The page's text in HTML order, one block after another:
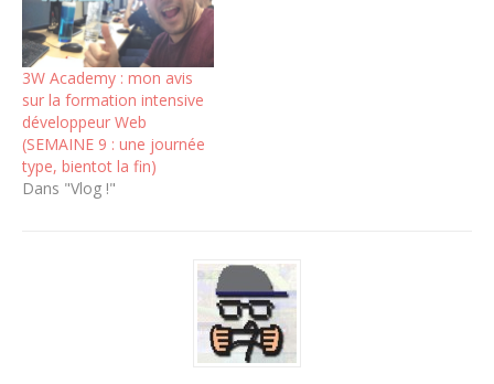
3W Academy : mon avis
sur la formation intensive
développeur Web
(SEMAINE 9 : une journée
type, bientot la fin)
Dans "Vlog !"